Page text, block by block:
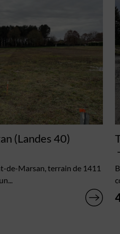
(Landes 40)
de-Marsan, terrain de 1411